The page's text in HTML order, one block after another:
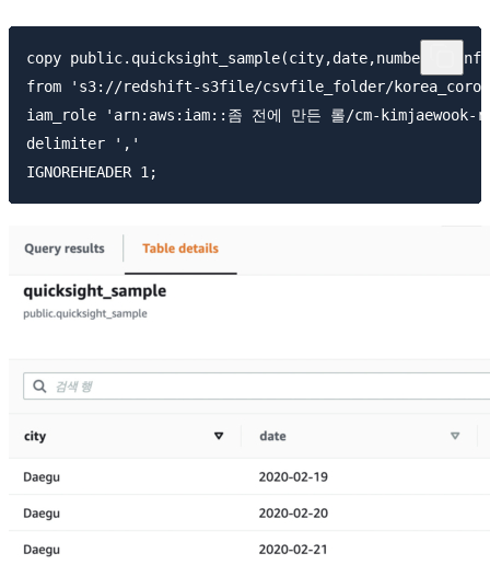
copy
from 's3://redshift-s3file/csvfile_folder/
iam_role 'arn:aws:iam::좀 전에 만든 롤/cm-
delimiter ','